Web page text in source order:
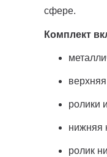
сфере.
Комплект
ролики
нижняя
ролик